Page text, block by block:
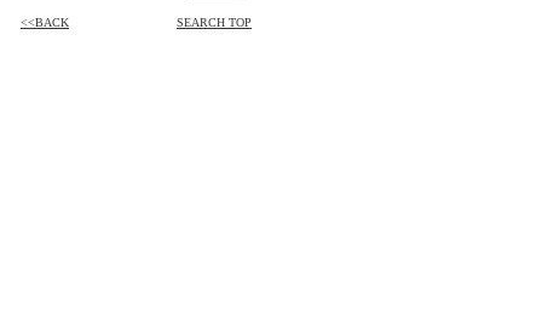
<<BACK SEARCH TOP